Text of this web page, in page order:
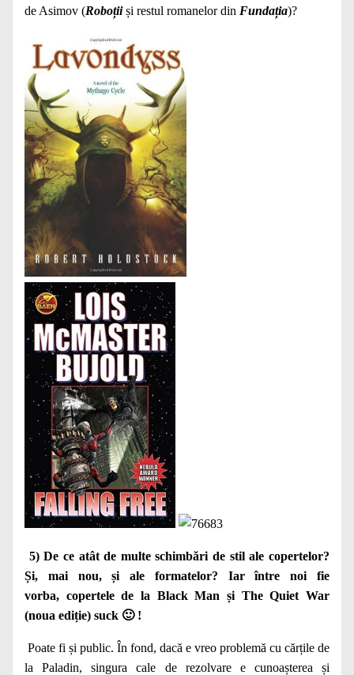
de Asimov (Roboțiiși restul romanelor din Fundația)?
5) De ce atât de multe schimbări de stil ale copertelor?
Și, mai nou, și ale formatelor? Iar între noi fie
vorba, copertele de la Black Man și The Quiet War
(noua ediție) suck 🙂 !
Poate fi și public. În fond, dacă e vreo problemă cu cărțile de
la Paladin, singura cale de rezolvare e cunoașterea și